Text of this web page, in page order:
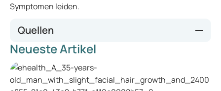
Symptomen leiden.
Quellen
www.apotheken-umschau.de
internisten-im-netz.de
tropenmedizin.de
Neueste Artikel